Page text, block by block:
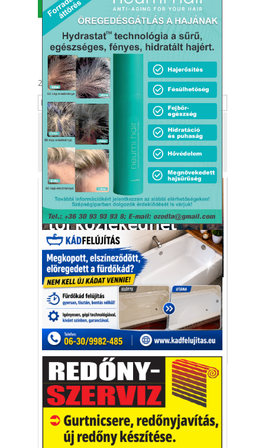
MENÜ
2026. augusztus 8.
Tekintse meg
a kiadónk, aKafi Bt.
más tevékenységét is!
A repülő taxi 2024-
től közlekedhet
Párizsban
Autó-Motor
Hónapokon belül felszáll Párizsban a
repülő taxi, ami megváltoztathatja a városi
közlekedést,
Párizs repülő taxi Volocopter
Kaktusz
Vakációs őrület
A nyaralás extrém
helyzeteket teremt, nagyon
sokan kalandot, kihívást
keresnek.